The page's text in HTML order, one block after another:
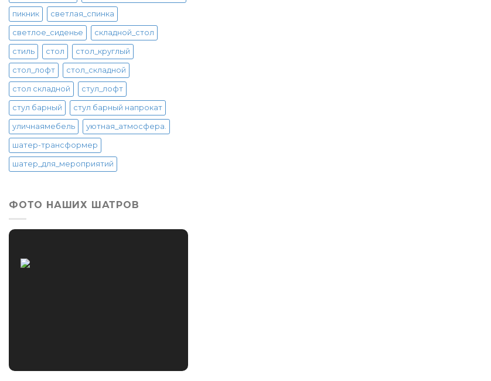
пикник светлая_спинка
светлое_сиденье складной_стол
стиль стол стол_круглый
стол_лофт стол_складной
стол складной стул_лофт
стул барный стул барный напрокат
уличнаямебель уютная_атмосфера.
шатер-трансформер
шатер_для_мероприятий
ФОТО НАШИХ ШАТРОВ